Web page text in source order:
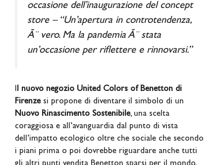
occasione dell’inaugurazione del concept
store – “Un’apertura in controtendenza,
Ã¨ vero. Ma la pandemia Ã¨ stata
un’occasione per riflettere e rinnovarsi.”
Il nuovo negozio United Colors of Benetton di
Firenzesi propone di diventare il simbolo di un
Nuovo Rinascimento Sostenibile, una scelta
coraggiosa e all’avanguardia dal punto di vista
dell’impatto ecologico oltre che sociale che secondo
i piani prima o poi dovrebbe riguardare anche tutti